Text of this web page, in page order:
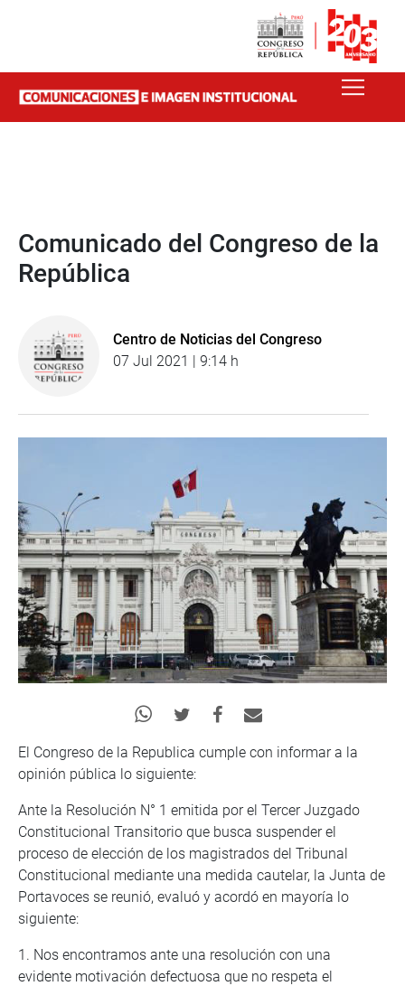
Comunicado del Congreso de la
República
Centro de Noticias del Congreso
07 Jul 2021 | 9:14 h
El Congreso de la Republica cumple con informar a la
opinión pública lo siguiente:
Ante la Resolución N° 1 emitida por el Tercer Juzgado
Constitucional Transitorio que busca suspender el
proceso de elección de los magistrados del Tribunal
Constitucional mediante una medida cautelar, la Junta de
Portavoces se reunió, evaluó y acordó en mayoría lo
siguiente:
1. Nos encontramos ante una resolución con una
evidente motivación defectuosa que no respeta el